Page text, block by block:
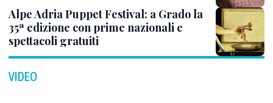
Alpe Adria Puppet Festival: a Grado la
35ª edizione con prime nazionali e
spettacoli gratuiti
VIDEO